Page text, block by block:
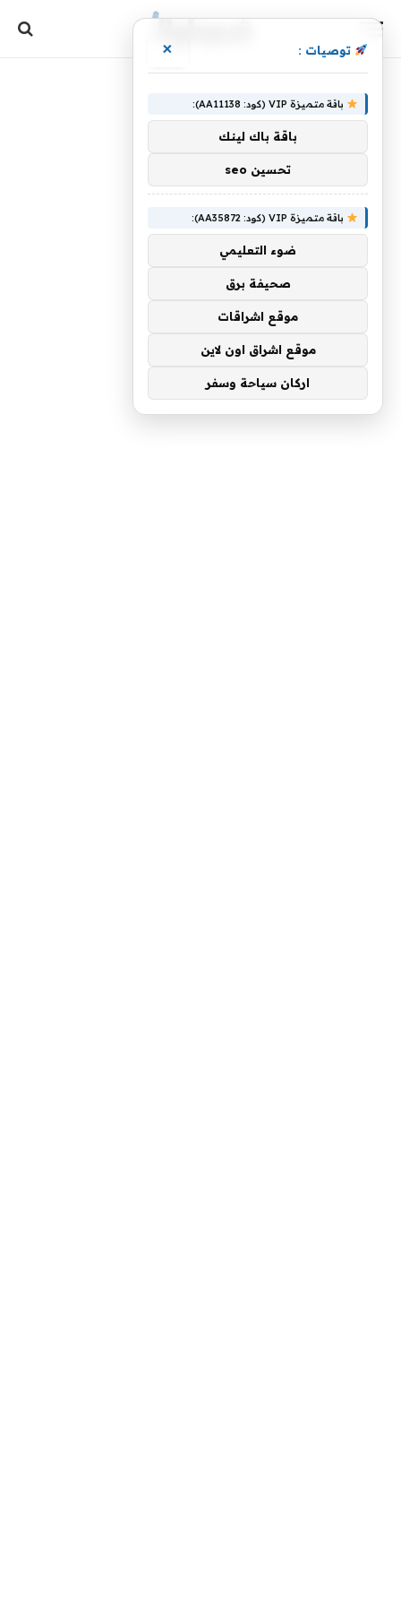
توصيات : ×
باقة متميزة VIP (كود: AA11138):
باقة باك لينك
تحسين seo
باقة متميزة VIP (كود: AA35872):
ضوء التعليمي
صحيفة برق
موقع اشراقات
موقع اشراق اون لاين
اركان سياحة وسفر